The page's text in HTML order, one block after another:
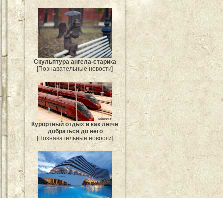
Скульптура ангела-старика
[Познавательные новости]
Курортный отдых и как легче
добраться до него
[Познавательные новости]